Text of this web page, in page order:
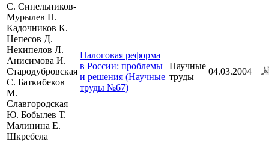
С. Синельников-
Мурылев П.
Кадочников К.
Непесов Д.
Некипелов Л.
Анисимова И.
Стародубровская
С. Баткибеков
М.
Славгородская
Ю. Бобылев Т.
Малинина Е.
Шкребела
Налоговая реформа
в России: проблемы
и решения (Научные
труды №67)
Научные
труды
04.03.2004